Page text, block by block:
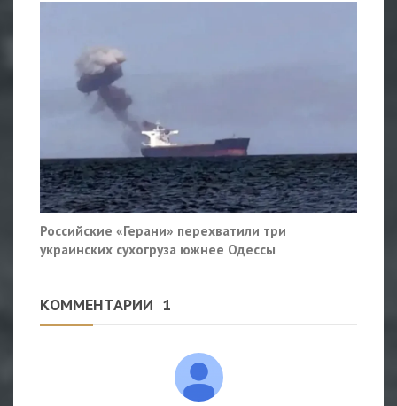
Российские «Герани» перехватили три
украинских сухогруза южнее Одессы
КОММЕНТАРИИ 1